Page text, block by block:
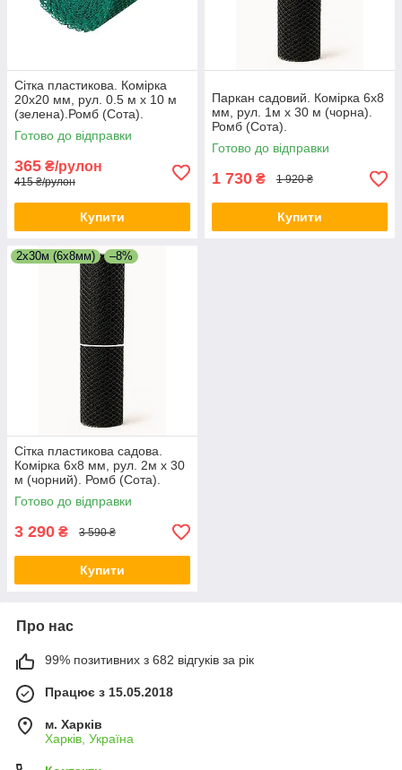
Сітка пластикова. Комірка
20х20 мм, рул. 0.5 м х 10 м
(зелена).Ромб (Сота).
Готово до відправки
365 ₴/рулон
415 ₴/рулон
Купити
Паркан садовий. Комірка 6х8
мм, рул. 1м х 30 м (чорна).
Ромб (Сота).
Готово до відправки
1 730 ₴ 1 920 ₴
Купити
2х30м (6х8мм) –8%
Сітка пластикова садова.
Комірка 6х8 мм, рул. 2м х 30
м (чорний). Ромб (Сота).
Готово до відправки
3 290 ₴ 3 590 ₴
Купити
Про нас
99% позитивних з 682 відгуків за рік
Працює з 15.05.2018
м. Харків
Харків, Україна